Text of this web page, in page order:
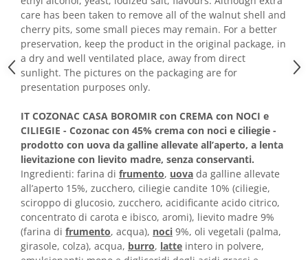
Faina Profesionala
Fursecuri vrac
Congelate brutarie
Cadouri
Pachete Cadou
Cozonac Wine Collection
Vinuri Casa Isarescu
Accesorii Boromir
Dulciurile Feleacul
Glucoza
Halva
Nuga
Rahat
care has been taken to remove all of the walnut shell and
cherry pits, some small pieces may remain. For a better
preservation, keep the product in the original package, in
a dry and well ventilated place, away from direct
sunlight. The pictures on the packaging are for
presentation purposes only.
IT COZONAC CASA BOROMIR con CREMA con NOCI e
CILIEGIE - Cozonac con 45% crema con noci e ciliegie -
prodotto con uova da galline allevate all’aperto, a lenta
lievitazione con lievito madre, senza conservanti.
Ingredienti: farina di frumento, uova da galline allevate
all’aperto 15%, zucchero, ciliegie candite 10% (ciliegie,
sciroppo di glucosio, zucchero, acidificante acido citrico,
concentrato di carota e ibisco, aromi), lievito madre 9%
(farina di frumento, acqua), noci 9%, oli vegetali (palma,
girasole, colza), acqua, burro, latte intero in polvere,